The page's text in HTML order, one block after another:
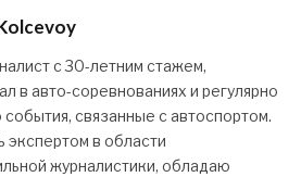
с 30-летним стажем,
в авто-соревнованиях и регулярно
связанные с автоспортом.
экспертом в области
журналистики, обладаю